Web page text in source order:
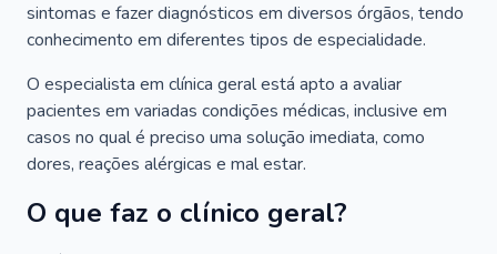
sintomas e fazer diagnósticos em diversos órgãos, tendo
conhecimento em diferentes tipos de especialidade.
O especialista em clínica geral está apto a avaliar
pacientes em variadas condições médicas, inclusive em
casos no qual é preciso uma solução imediata, como
dores, reações alérgicas e mal estar.
O que faz o clínico geral?